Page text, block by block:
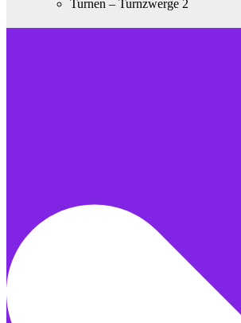
Turnen – Turnzwerge 2